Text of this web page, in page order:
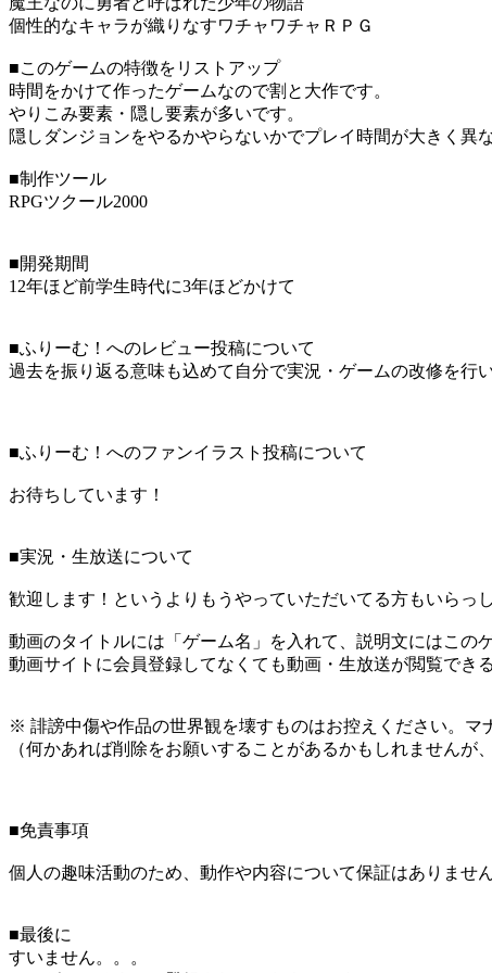
個性的なキャラが織りなすワチャワチャＲＰＧ
■このゲームの特徴をリストアップ
時間をかけて作ったゲームなので割と大作です。
やりこみ要素・隠し要素が多いです。
隠しダンジョンをやるかやらないかでプレイ時間が大きく異な
■制作ツール
RPGツクール2000
■開発期間
12年ほど前学生時代に3年ほどかけて
■ふりーむ！へのレビュー投稿について
過去を振り返る意味も込めて自分で実況・ゲームの改修を行
■ふりーむ！へのファンイラスト投稿について
お待ちしています！
■実況・生放送について
歓迎します！というよりもうやっていただいてる方もいらっ
動画のタイトルには「ゲーム名」を入れて、説明文にはこの
動画サイトに会員登録してなくても動画・生放送が閲覧でき
※ 誹謗中傷や作品の世界観を壊すものはお控えください。マ
（何かあれば削除をお願いすることがあるかもしれませんが
■免責事項
個人の趣味活動のため、動作や内容について保証はありませ
■最後に
すいません。。。